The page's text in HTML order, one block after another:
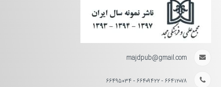
majdpub@gmail.com
۶۶۴۱۲۰۷۸ - ۶۶۴۰۹۴۲۲ - ۶۶۴۹۵۰۳۴